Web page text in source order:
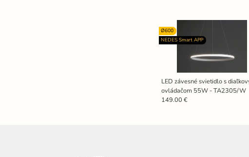
LED závesné svietidlo s
ovládačom 55W - TA2305/W
Ø600
NEDES Smart APP
149.00 €